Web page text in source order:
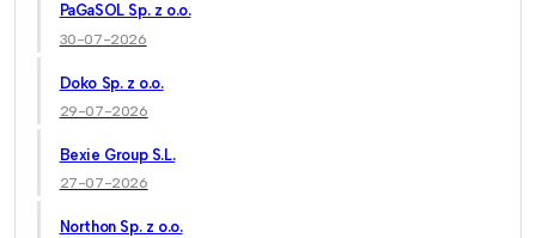
PaGaSOL Sp. z o.o.
30-07-2026
Doko Sp. z o.o.
29-07-2026
Bexie Group S.L.
27-07-2026
Northon Sp. z o.o.